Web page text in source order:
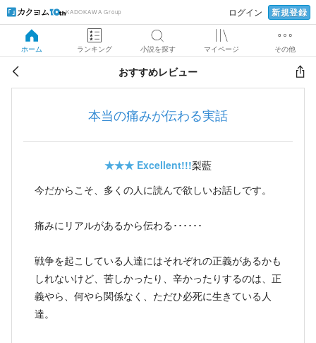
KADOKAWA Group ログイン 新規登録
ホーム ランキング 小説を探す マイページ その他
おすすめレビュー
本当の痛みが伝わる実話
★★★ Excellent!!!梨藍
今だからこそ、多くの人に読んで欲しいお話しです。
痛みにリアルがあるから伝わる･･････
戦争を起こしている人達にはそれぞれの正義があるかも
しれないけど、苦しかったり、辛かったりするのは、正
義やら、何やら関係なく、ただひ必死に生きている人
達。